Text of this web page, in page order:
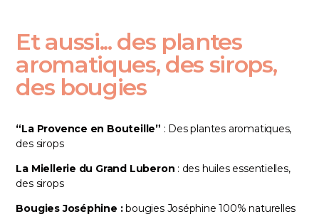
Et aussi... des plantes
aromatiques, des sirops,
des bougies
“La Provence en Bouteille” : Des plantes aromatiques,
des sirops
La Miellerie du Grand Luberon : des huiles essentielles,
des sirops
Bougies Joséphine :bougies Joséphine 100% naturelles